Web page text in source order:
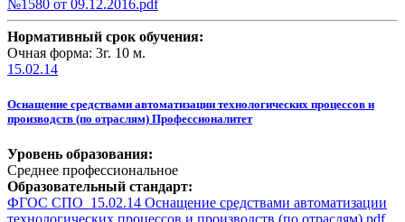
№1580 от 09.12.2016.pdf
Нормативный срок обучения:
Очная форма: 3г. 10 м.
15.02.14
Оснащение средствами автоматизации технологических процессов и
производств (по отраслям) Профессионалитет
Уровень образования:
Среднее профессиональное
Образовательный стандарт:
ФГОС СПО_15.02.14 Оснащение средствами автоматизации
технологических процессов и производств (по отраслям).pdf